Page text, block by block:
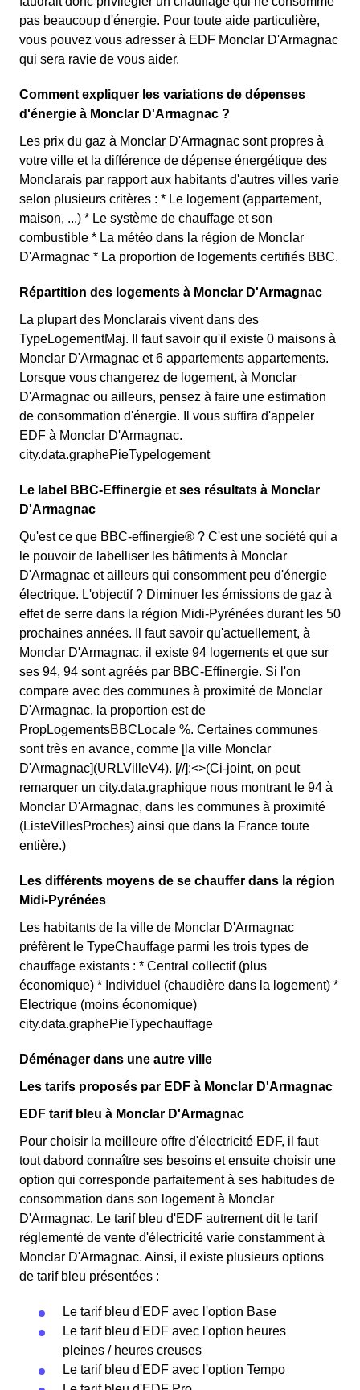
pas beaucoup d'énergie. Pour toute aide particulière,
vous pouvez vous adresser à EDF Monclar D'Armagnac
qui sera ravie de vous aider.
Comment expliquer les variations de dépenses
d'énergie à Monclar D'Armagnac ?
Les prix du gaz à Monclar D'Armagnac sont propres à
votre ville et la différence de dépense énergétique des
Monclarais par rapport aux habitants d'autres villes varie
selon plusieurs critères : * Le logement (appartement,
maison, ...) * Le système de chauffage et son
combustible * La météo dans la région de Monclar
D'Armagnac * La proportion de logements certifiés BBC.
Répartition des logements à Monclar D'Armagnac
La plupart des Monclarais vivent dans des
TypeLogementMaj. Il faut savoir qu'il existe 0 maisons à
Monclar D'Armagnac et 6 appartements appartements.
Lorsque vous changerez de logement, à Monclar
D'Armagnac ou ailleurs, pensez à faire une estimation
de consommation d'énergie. Il vous suffira d'appeler
EDF à Monclar D'Armagnac.
city.data.graphePieTypelogement
Le label BBC-Effinergie et ses résultats à Monclar
D'Armagnac
Qu'est ce que BBC-effinergie® ? C'est une société qui a
le pouvoir de labelliser les bâtiments à Monclar
D'Armagnac et ailleurs qui consomment peu d'énergie
électrique. L'objectif ? Diminuer les émissions de gaz à
effet de serre dans la région Midi-Pyrénées durant les 50
prochaines années. Il faut savoir qu'actuellement, à
Monclar D'Armagnac, il existe 94 logements et que sur
ses 94, 94 sont agréés par BBC-Effinergie. Si l'on
compare avec des communes à proximité de Monclar
D'Armagnac, la proportion est de
PropLogementsBBCLocale %. Certaines communes
sont très en avance, comme [la ville Monclar
D'Armagnac](URLVilleV4). [//]:<>(Ci-joint, on peut
remarquer un city.data.graphique nous montrant le 94 à
Monclar D'Armagnac, dans les communes à proximité
(ListeVillesProches) ainsi que dans la France toute
entière.)
Les différents moyens de se chauffer dans la région
Midi-Pyrénées
Les habitants de la ville de Monclar D'Armagnac
préfèrent le TypeChauffage parmi les trois types de
chauffage existants : * Central collectif (plus
économique) * Individuel (chaudière dans la logement) *
Electrique (moins économique)
city.data.graphePieTypechauffage
Déménager dans une autre ville
Les tarifs proposés par EDF à Monclar D'Armagnac
EDF tarif bleu à Monclar D'Armagnac
Pour choisir la meilleure offre d'électricité EDF, il faut
tout dabord connaître ses besoins et ensuite choisir une
option qui corresponde parfaitement à ses habitudes de
consommation dans son logement à Monclar
D'Armagnac. Le tarif bleu d'EDF autrement dit le tarif
réglementé de vente d'électricité varie constamment à
Monclar D'Armagnac. Ainsi, il existe plusieurs options
de tarif bleu présentées :
Le tarif bleu d'EDF avec l'option Base
Le tarif bleu d'EDF avec l'option heures
pleines / heures creuses
Le tarif bleu d'EDF avec l'option Tempo